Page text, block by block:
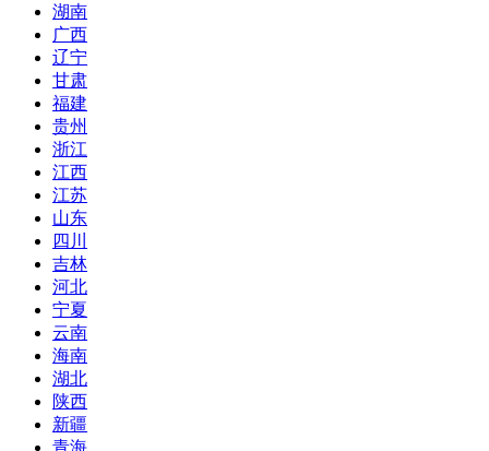
湖南
广西
辽宁
甘肃
福建
贵州
浙江
江西
江苏
山东
四川
吉林
河北
宁夏
云南
海南
湖北
陕西
新疆
青海